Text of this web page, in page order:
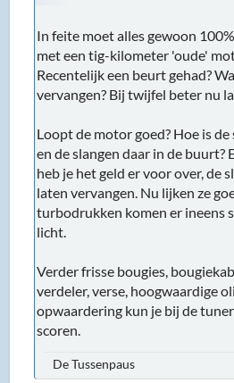
In feite moet alles gewoon
met een tig-kilometer 'oude'
Recentelijk een beurt gehad?
vervangen? Bij twijfel beter nu
Loopt de motor goed? Hoe is
en de slangen daar in de buurt?
heb je het geld er voor over, de
laten vervangen. Nu lijken ze
turbodrukken komen er ineens
licht.
Verder frisse bougies,
verdeler, verse, hoogwaardige
opwaardering kun je bij de
scoren.
De Tussenpaus